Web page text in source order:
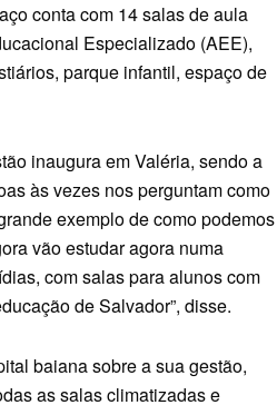
conta com 14 salas de aula
Especializado (AEE),
parque infantil, espaço de
inaugura em Valéria, sendo a
às vezes nos perguntam como
exemplo de como podemos
vão estudar agora numa
com salas para alunos com
de Salvador”, disse.
baiana sobre a sua gestão,
as salas climatizadas e